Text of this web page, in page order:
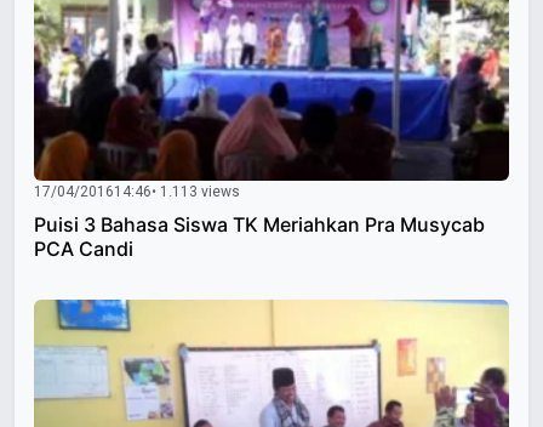
17/04/201614:46• 1.113 views
Puisi 3 Bahasa Siswa TK Meriahkan Pra Musycab
PCA Candi